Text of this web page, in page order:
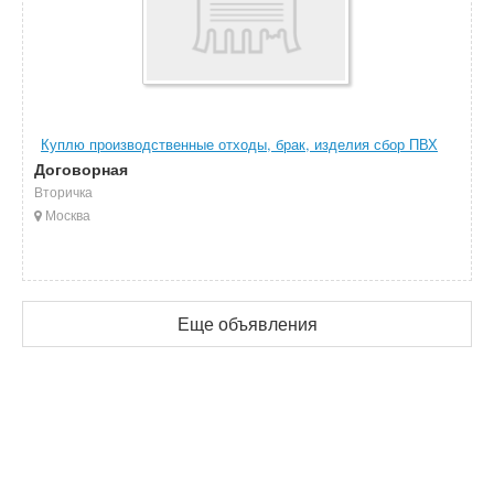
Куплю производственные отходы, брак, изделия сбор ПВХ
Договорная
Вторичка
Москва
Еще объявления